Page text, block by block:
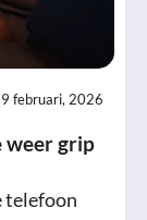
9 februari, 2026
weer grip
telefoon